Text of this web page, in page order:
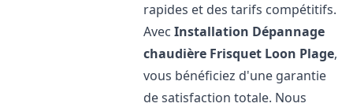
rapides et des tarifs compétitifs.
AvecInstallation Dépannage
chaudière Frisquet Loon Plage,
vous bénéficiez d'une garantie
de satisfaction totale. Nous